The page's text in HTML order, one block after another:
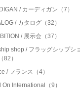
/ カーディガン（7）
/ カタログ（32）
/ 展示会（37）
shop / フラッグシップショ
82）
/ フランス（4）
On International（9）